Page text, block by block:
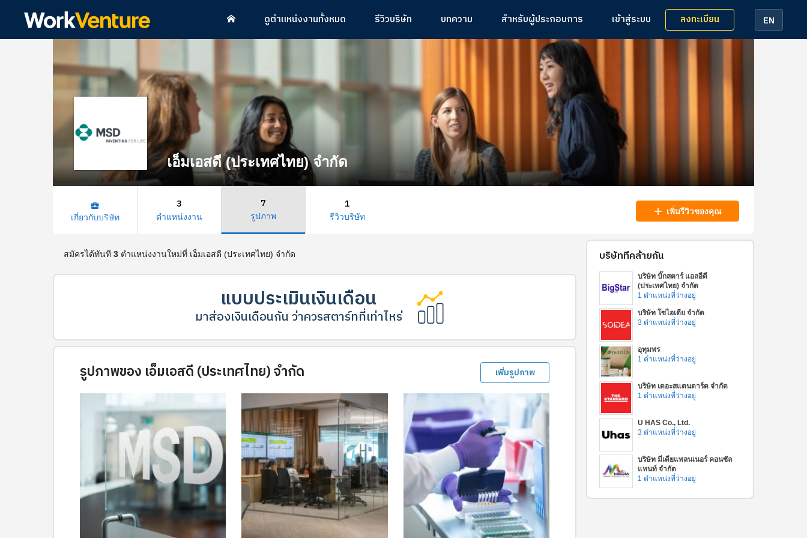
ดูตำแหน่งงานทั้งหมด รีวิวบริษัท บทความ สำหรับผู้ประกอบการ เข้าสู่ระบบ ลงทะเบียน EN
เอ็มเอสดี (ประเทศไทย) จำกัด
add เพิ่มรีวิวของคุณ
business_center
เกี่ยวกับบริษัท
3
ตำแหน่งงาน
7
รูปภาพ
1
รีวิวบริษัท
สมัครได้ทันที 3 ตำแหน่งงานใหม่ที่ เอ็มเอสดี (ประเทศไทย) จำกัด
แบบประเมินเงินเดือน
มาส่องเงินเดือนกัน ว่าควรสตาร์ทที่เท่าไหร่
รูปภาพของ เอ็มเอสดี (ประเทศไทย) จำกัด เพิ่มรูปภาพ
บริษัทที่คล้ายกัน
บริษัท บิ๊กสตาร์ แอลอีดี
(ประเทศไทย) จำกัด
1 ตำแหน่งที่ว่างอยู่
บริษัท โซไอเดีย จำกัด
3 ตำแหน่งที่ว่างอยู่
อุทุมพร
1 ตำแหน่งที่ว่างอยู่
บริษัท เดอะสแตนดาร์ด จำกัด
1 ตำแหน่งที่ว่างอยู่
U HAS Co., Ltd.
3 ตำแหน่งที่ว่างอยู่
บริษัท มีเดียแพลนเนอร์ คอนซัล
แทนท์ จำกัด
1 ตำแหน่งที่ว่างอยู่